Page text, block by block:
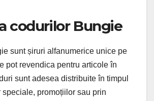
codurilor Bungie
sunt șiruri alfanumerice unice pe
pot revendica pentru articole în
sunt adesea distribuite în timpul
promoțiilor sau prin